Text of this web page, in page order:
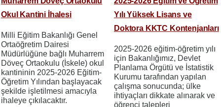
Okul Kantini İhalesi
Milli Eğitim Bakanlığı Genel
Ortaöğretim Dairesi
Müdürlüğüne bağlı Muharrem
Döveç Ortaokulu (İskele) okul
kantininin 2025-2026 Eğitim-
Öğretim Yılından başlayacak
şekilde işletilmesi amacıyla
ihaleye çıkılacaktır.
Yılı Yüksek Lisans ve
Doktora KKTC Kontenjanları
2025-2026 eğitim-öğretim yılı
için Bakanlığımız, Devlet
Planlama Örgütü ve İstatistik
Kurumu tarafından yapılan
çalışma sonucunda; ülke
ihtiyaçları dikkate alınarak ve
öğrenci talepleri